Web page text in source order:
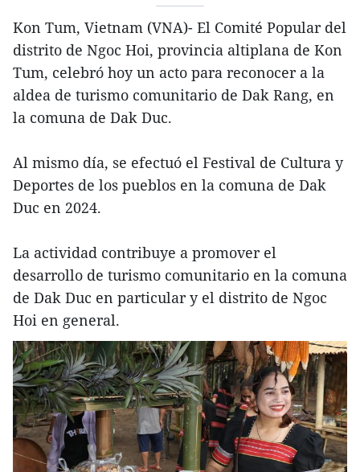
Kon Tum, Vietnam (VNA)- El Comité Popular del
distrito de Ngoc Hoi, provincia altiplana de Kon
Tum, celebró hoy un acto para reconocer a la
aldea de turismo comunitario de Dak Rang, en
la comuna de Dak Duc.
Al mismo día, se efectuó el Festival de Cultura y
Deportes de los pueblos en la comuna de Dak
Duc en 2024.
La actividad contribuye a promover el
desarrollo de turismo comunitario en la comuna
de Dak Duc en particular y el distrito de Ngoc
Hoi en general.